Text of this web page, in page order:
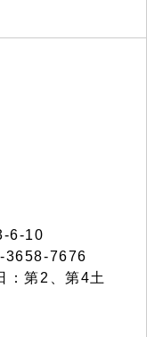
6-10
3658-7676
：第2、第4土